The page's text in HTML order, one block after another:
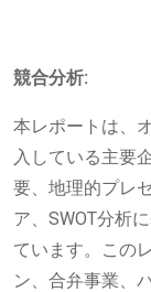
競合分析:
本レポートは、
入している主要
要、地理的プレ
ア、SWOT分析
ています。この
ン、合弁事業、